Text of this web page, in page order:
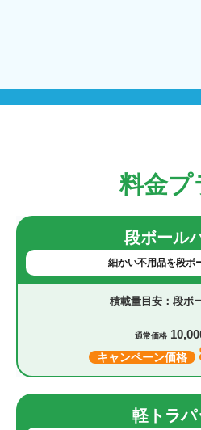
料金プ
段ボール
細かい不用品を段ボ
段ボ
通常価格
キャンペーン価格
軽トラパ